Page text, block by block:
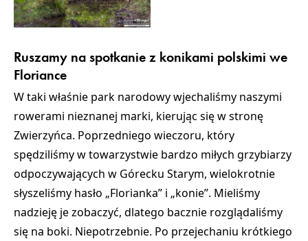
Ruszamy na spotkanie z konikami polskimi we
Floriance
W taki właśnie park narodowy wjechaliśmy naszymi
rowerami nieznanej marki, kierując się w stronę
Zwierzyńca. Poprzedniego wieczoru, który
spędziliśmy w towarzystwie bardzo miłych grzybiarzy
odpoczywających w Górecku Starym, wielokrotnie
słyszeliśmy hasło „Florianka” i „konie”. Mieliśmy
nadzieję je zobaczyć, dlatego bacznie rozglądaliśmy
się na boki. Niepotrzebnie. Po przejechaniu krótkiego